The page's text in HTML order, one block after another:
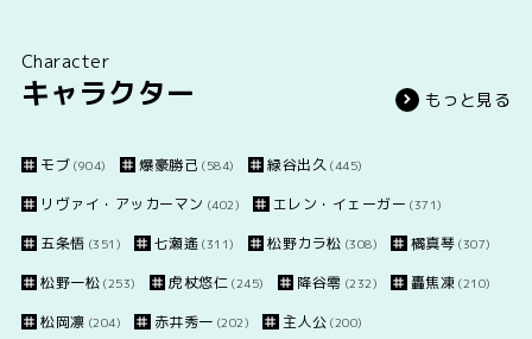
Character
キャラクター もっと見る
モブ (904) 爆豪勝己 (584) 緑谷出久 (445)
リヴァイ・アッカーマン (402) エレン・イェーガー (371)
五条悟 (351) 七瀬遙 (311) 松野カラ松 (308) 橘真琴 (307)
松野一松 (253) 虎杖悠仁 (245) 降谷零 (232) 轟焦凍 (210)
松岡凛 (204) 赤井秀一 (202) 主人公 (200)